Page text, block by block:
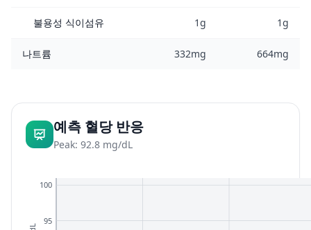
불용성 식이섬유 1g 1g
나트륨 332mg 664mg
예측 혈당 반응
Peak: 92.8 mg/dL
95
100